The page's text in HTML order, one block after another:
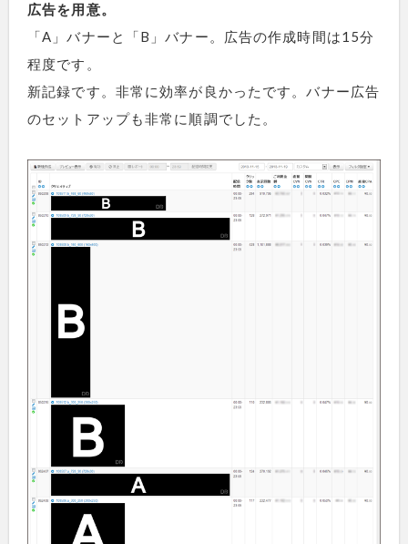
広告を用意。
「A」バナーと「B」バナー。広告の作成時間は15分
程度です。
新記録です。非常に効率が良かったです。バナー広告
のセットアップも非常に順調でした。